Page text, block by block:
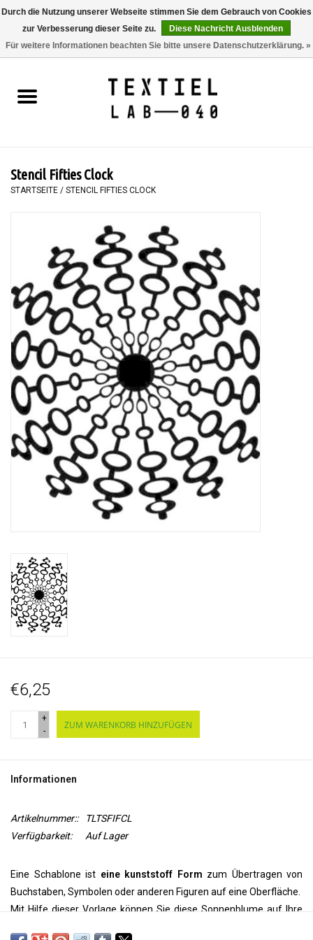
0 Artikel - €0,00
BÜCHER
MALEN
WORKSHOPS
SPECIALS
WERKZEUGE
Stencil Fifties Clock
STARTSEITE / STENCIL FIFTIES CLOCK
€6,25
+
-
ZUM WARENKORB HINZUFÜGEN
Informationen
Artikelnummer::
TLTSFIFCL
Verfügbarkeit:
Auf Lager
Eine Schablone ist eine kunststoff Form zum Übertragen von
Buchstaben, Symbolen oder anderen Figuren auf eine Oberfläche.
Mit Hilfe dieser Vorlage können Sie diese Sonnenblume auf Ihre
Durch die Nutzung unserer Webseite stimmen Sie dem Gebrauch von Cookies
zur Verbesserung dieser Seite zu.
Diese Nachricht Ausblenden
Für weitere Informationen beachten Sie bitte unsere Datenschutzerklärung. »